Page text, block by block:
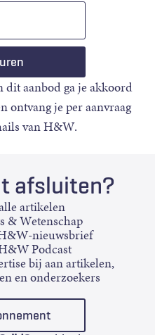
aanbod ga je akkoord
ontvang je per aanvraag
van H&W.
afsluiten?
artikelen
& Wetenschap
nieuwsbrief
Podcast
bij aan artikelen,
en onderzoekers